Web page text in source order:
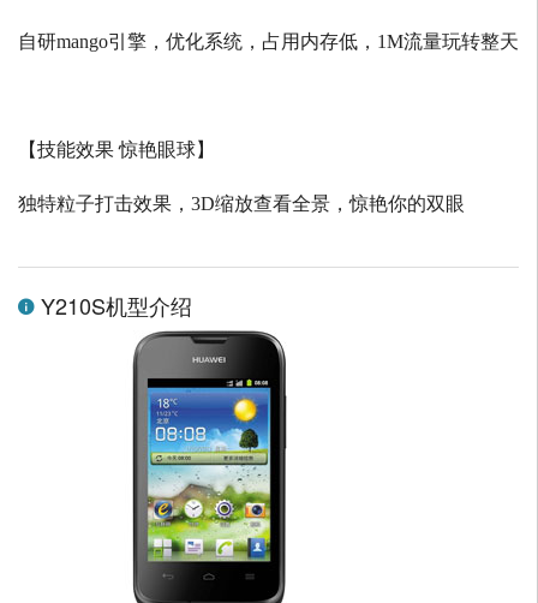
自研mango引擎，优化系统，占用内存低， 1M流量玩转整天
【技能效果 惊艳眼球】
独特粒子打击效果， 3D缩放查看全景，惊艳你的双眼
Y210S机型介绍